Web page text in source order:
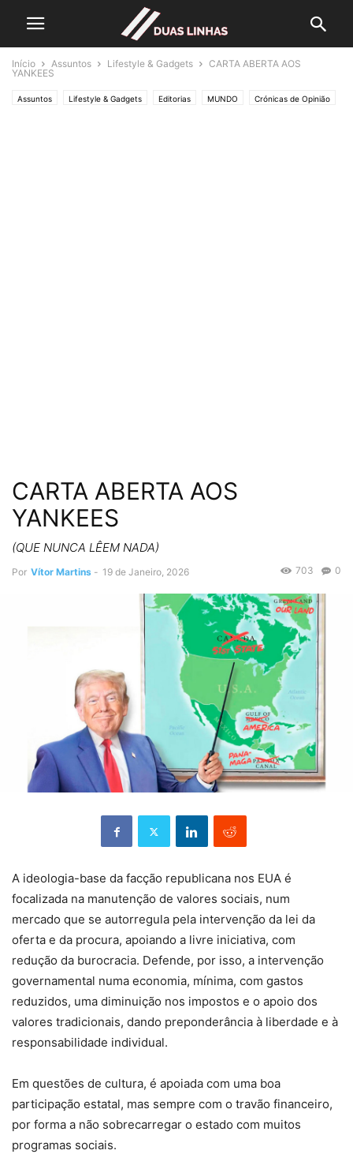
Início Assuntos Lifestyle & Gadgets
CARTA ABERTA AOS
YANKEES
Assuntos Lifestyle & Gadgets Editorias MUNDO Crónicas de Opinião
CARTA ABERTA AOS
YANKEES
(QUE NUNCA LÊEM NADA)
Por Vítor Martins - 19 de Janeiro, 2026 0
703
A ideologia-base da facção republicana nos EUA é
focalizada na manutenção de valores sociais, num
mercado que se autorregula pela intervenção da lei da
oferta e da procura, apoiando a livre iniciativa, com
redução da burocracia. Defende, por isso, a intervenção
governamental numa economia, mínima, com gastos
reduzidos, uma diminuição nos impostos e o apoio dos
valores tradicionais, dando preponderância à liberdade e à
responsabilidade individual.
Em questões de cultura, é apoiada com uma boa
participação estatal, mas sempre com o travão financeiro,
por forma a não sobrecarregar o estado com muitos
programas sociais.